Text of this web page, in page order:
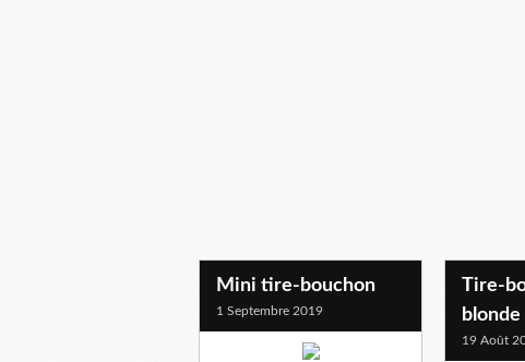
Mini tire-bouchon
1 Septembre 2019
Tire-
blonde
19 Août